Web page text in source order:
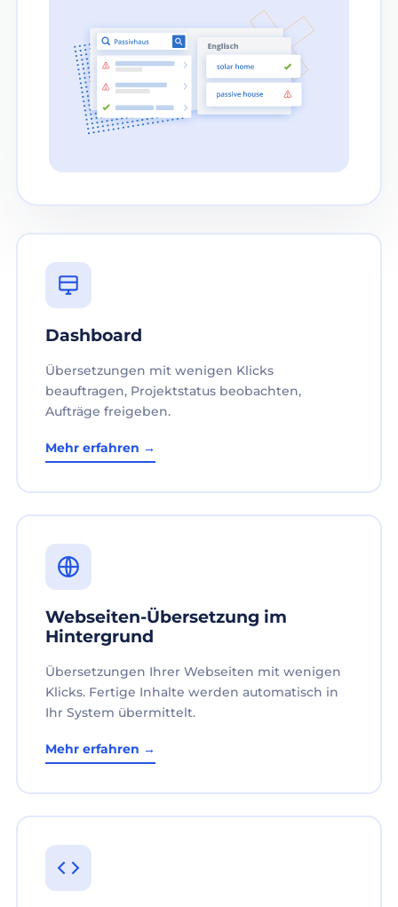
Dashboard
Übersetzungen mit wenigen Klicks
beauftragen, Projektstatus beobachten,
Aufträge freigeben.
Mehr erfahren →
Webseiten-Übersetzung im
Hintergrund
Übersetzungen Ihrer Webseiten mit wenigen
Klicks. Fertige Inhalte werden automatisch in
Ihr System übermittelt.
Mehr erfahren →